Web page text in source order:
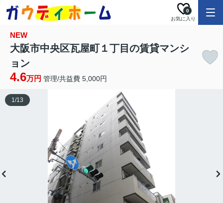
お気に入り
0
NEW
大阪市中央区瓦屋町１丁目の賃貸マンシ
ョン
4.6万円 管理/共益費 5,000円
1/13